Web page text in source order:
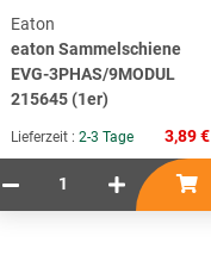
Eaton
eaton Sammelschiene
EVG-3PHAS/9MODUL
215645 (1er)
Lieferzeit : 2-3 Tage 3,89 €